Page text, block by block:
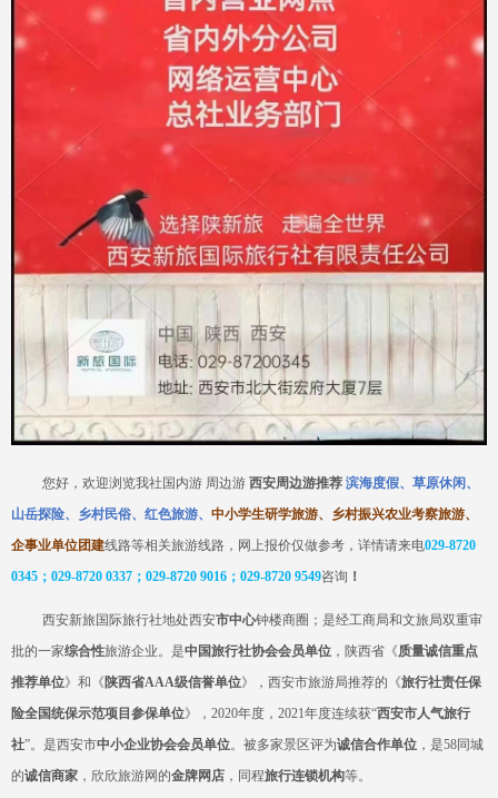
您好，欢迎浏览我社国内游 周边游 西安周边游推荐 滨海度假、草原休闲、
山岳探险、乡村民俗、红色旅游、 中小学生研学旅游、乡村振兴农业考察旅游、
企事业单位团建线路等相关旅游线路，网上报价仅做参考，详情请来电029-8720
0345；029-8720 0337；029-8720 9016；029-8720 9549咨询 ！
西安新旅国际旅行社地处西安市中心钟楼商圈；是经工商局和文旅 局双重审
批的一家综合性旅游企业 。是中国旅行社协会会员单位 ，陕西省《质量诚信重点
推荐单位》和《陕西省AAA级信誉单位》，西安市旅游局推荐的《旅行社责任保
险全国统保示范项目参保单位》， 2020年度，2021年度连续获“西安市人气旅行
社”。是西安市中小企业协会会员单位。被多家景区评为诚信合作单位 ，是58同城
的诚信商家 ，欣欣旅游网的金牌网店 ，同程旅行连锁机构等。